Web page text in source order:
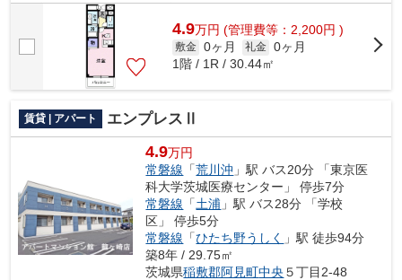
性の高いマンション。ニーズも高まって...
4.9万円 (管理費等：2,200円 )
敷金 0ヶ月 礼金 0ヶ月
1階 / 1R / 30.44㎡
賃貸 | アパート エンプレスⅡ
4.9万円
常磐線 「荒川沖 」駅 バス20分 「東京医
科大学茨城医療センター」 停歩7分
常磐線 「土浦 」駅 バス28分 「学校
区」 停歩5分
常磐線 「ひたち野うしく
」駅 徒歩94分
築8年 / 29.75㎡
茨城県稲敷郡阿見町中央 ５丁目2-48